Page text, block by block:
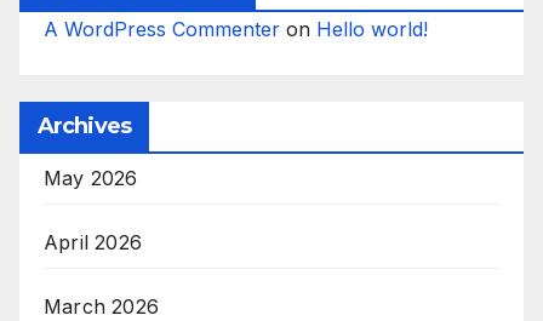
A WordPress Commenter on Hello world!
Archives
May 2026
April 2026
March 2026